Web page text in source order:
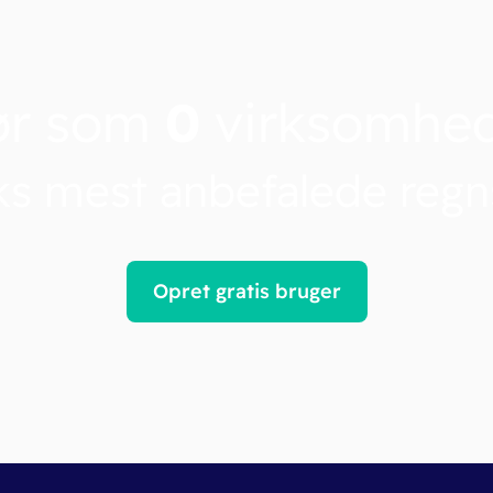
Opret gratis bruger